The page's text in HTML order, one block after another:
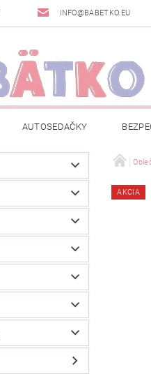
INFO@BABETKO.EU
AUTOSEDAČKY
POSLEDNÁ ŠANCA
MOJA
AKCIA